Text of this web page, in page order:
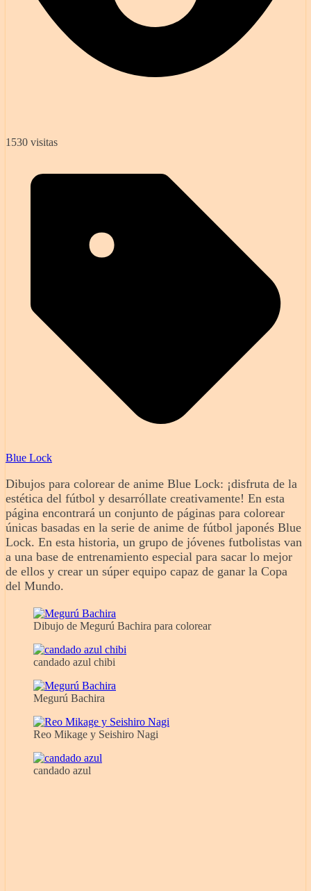
1530 visitas
Blue Lock
Dibujos para colorear de anime Blue Lock: ¡disfruta de la
estética del fútbol y desarróllate creativamente! En esta
página encontrará un conjunto de páginas para colorear
únicas basadas en la serie de anime de fútbol japonés Blue
Lock. En esta historia, un grupo de jóvenes futbolistas van
a una base de entrenamiento especial para sacar lo mejor
de ellos y crear un súper equipo capaz de ganar la Copa
del Mundo.
Dibujo de Megurú Bachira para colorear
candado azul chibi
Megurú Bachira
Reo Mikage y Seishiro Nagi
candado azul